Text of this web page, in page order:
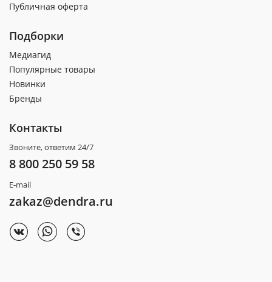
Публичная оферта
Подборки
Медиагид
Популярные товары
Новинки
Бренды
Контакты
Звоните, ответим 24/7
8 800 250 59 58
E-mail
zakaz@dendra.ru